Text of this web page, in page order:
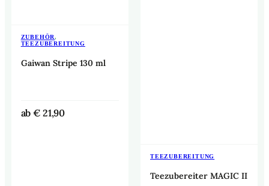
ZUBEHÖR,
TEEZUBEREITUNG
Gaiwan Stripe 130 ml
ab € 21,90
TEEZUBEREITUNG
Teezubereiter MAGIC II